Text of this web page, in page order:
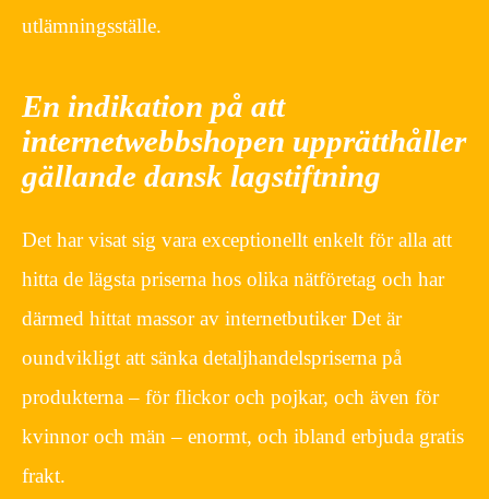
utlämningsställe.
En indikation på att
internetwebbshopen upprätthåller
gällande dansk lagstiftning
Det har visat sig vara exceptionellt enkelt för alla att
hitta de lägsta priserna hos olika nätföretag och har
därmed hittat massor av internetbutiker Det är
oundvikligt att sänka detaljhandelspriserna på
produkterna – för flickor och pojkar, och även för
kvinnor och män – enormt, och ibland erbjuda gratis
frakt.